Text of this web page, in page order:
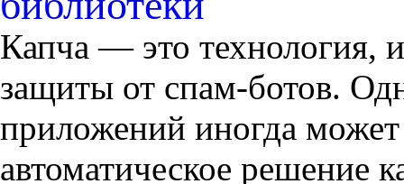
Капча — это технология,
защиты от спам-ботов.
приложений иногда
автоматическое решение